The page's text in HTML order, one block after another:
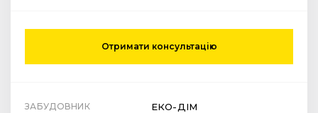
Отримати консультацію
ЗАБУДОВНИК ЕКО-ДІМ